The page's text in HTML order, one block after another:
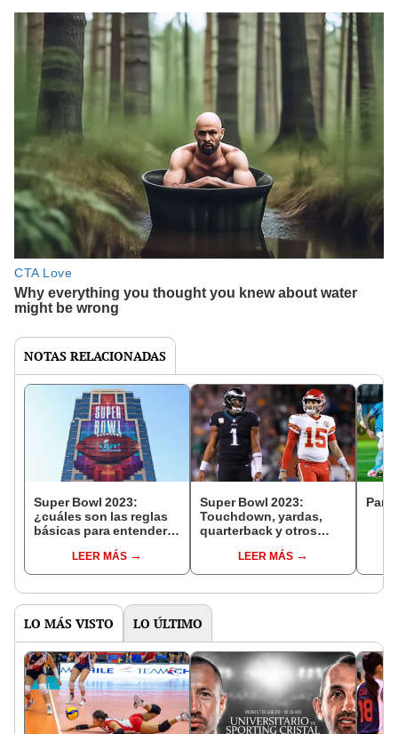
NOTAS RELACIONADAS
Super Bowl 2023:
¿cuáles son las reglas
básicas para entender el
LEER MÁS
Super Bowl 2023:
Touchdown, yardas,
quarterback y otros
la final NFLLEER MÁS
LO MÁS VISTO LO ÚLTIMO